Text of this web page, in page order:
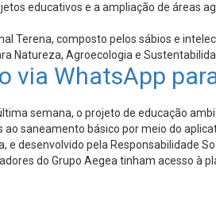
educativos e a ampliação de áreas
composto pelos sábios e
Natureza, Agroecologia e
via WhatsApp
semana, o projeto de educação
saneamento básico por meio do
desenvolvido pela Responsabilidade
do Grupo Aegea tinham acesso à